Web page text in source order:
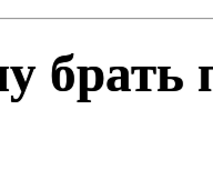
брать